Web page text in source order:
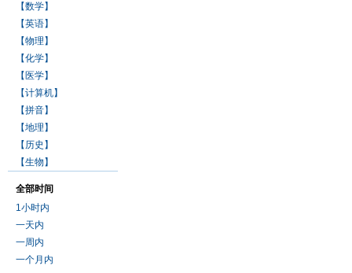
【数学】
【英语】
【物理】
【化学】
【医学】
【计算机】
【拼音】
【地理】
【历史】
【生物】
全部时间
1小时内
一天内
一周内
一个月内